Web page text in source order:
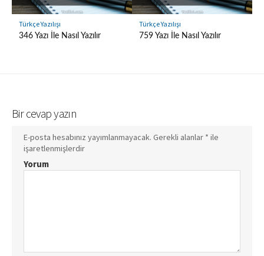
Türkçe Yazılışı
346 Yazı İle Nasıl Yazılır
Türkçe Yazılışı
759 Yazı İle Nasıl Yazılır
Bir cevap yazın
E-posta hesabınız yayımlanmayacak. Gerekli alanlar * ile
işaretlenmişlerdir
Yorum